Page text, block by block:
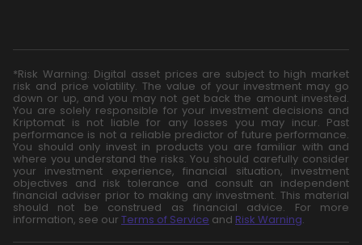
*Risk Warning: Digital asset prices are subject to high market
risk and price volatility. The value of your investment may go
down or up, and you may not get back the amount invested.
You are solely responsible for your investment decisions and
Kriptomat is not liable for any losses you may incur. Past
performance is not a reliable predictor of future performance.
You should only invest in products you are familiar with and
where you understand the risks. You should carefully consider
your investment experience, financial situation, investment
objectives and risk tolerance and consult an independent
financial adviser prior to making any investment. This material
should not be construed as financial advice. For more
information, see our Terms of Service and Risk Warning.